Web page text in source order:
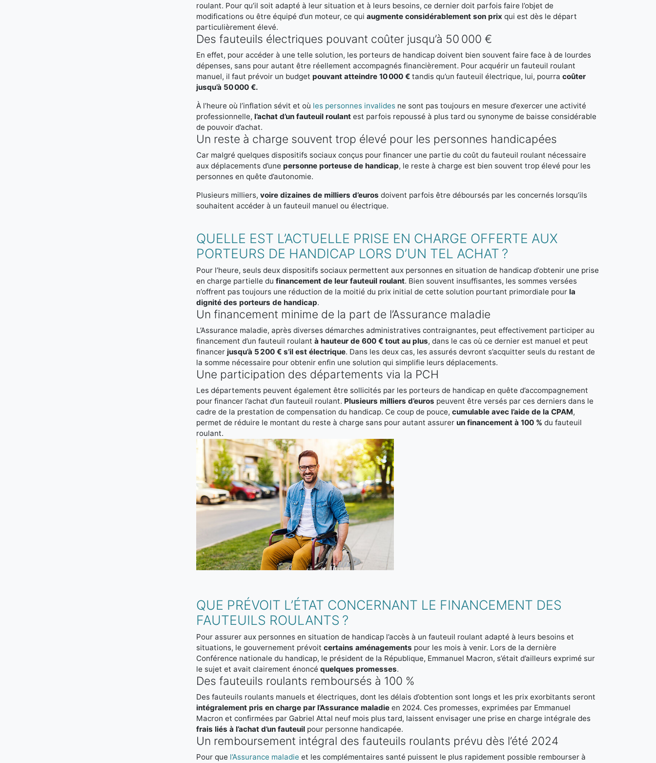
roulant. Pour qu’il soit adapté à leur situation et à leurs besoins, ce dernier doit parfois faire l’objet de
modifications ou être équipé d’un moteur, ce qui augmente considérablement son prix qui est dès le départ
particulièrement élevé.
Des fauteuils électriques pouvant coûter jusqu’à 50 000 €
En effet, pour accéder à une telle solution, les porteurs de handicap doivent bien souvent faire face à de lourdes
dépenses, sans pour autant être réellement accompagnés financièrement. Pour acquérir un fauteuil roulant
manuel, il faut prévoir un budget pouvant atteindre 10 000 € tandis qu’un fauteuil électrique, lui, pourra coûter
jusqu’à 50 000 €.
À l’heure où l’inflation sévit et où les personnes invalides ne sont pas toujours en mesure d’exercer une activité
professionnelle, l’achat d’un fauteuil roulant est parfois repoussé à plus tard ou synonyme de baisse considérable
de pouvoir d’achat.
Un reste à charge souvent trop élevé pour les personnes handicapées
Car malgré quelques dispositifs sociaux conçus pour financer une partie du coût du fauteuil roulant nécessaire
aux déplacements d’une personne porteuse de handicap, le reste à charge est bien souvent trop élevé pour les
personnes en quête d’autonomie.
Plusieurs milliers, voire dizaines de milliers d’euros doivent parfois être déboursés par les concernés lorsqu’ils
souhaitent accéder à un fauteuil manuel ou électrique.
QUELLE EST L’ACTUELLE PRISE EN CHARGE OFFERTE AUX
PORTEURS DE HANDICAP LORS D’UN TEL ACHAT ?
Pour l’heure, seuls deux dispositifs sociaux permettent aux personnes en situation de handicap d’obtenir une prise
en charge partielle du financement de leur fauteuil roulant. Bien souvent insuffisantes, les sommes versées
n’offrent pas toujours une réduction de la moitié du prix initial de cette solution pourtant primordiale pour la
dignité des porteurs de handicap.
Un financement minime de la part de l’Assurance maladie
L’Assurance maladie, après diverses démarches administratives contraignantes, peut effectivement participer au
financement d’un fauteuil roulant à hauteur de 600 € tout au plus, dans le cas où ce dernier est manuel et peut
financer jusqu’à 5 200 € s’il est électrique. Dans les deux cas, les assurés devront s’acquitter seuls du restant de
la somme nécessaire pour obtenir enfin une solution qui simplifie leurs déplacements.
Une participation des départements via la PCH
Les départements peuvent également être sollicités par les porteurs de handicap en quête d’accompagnement
pour financer l’achat d’un fauteuil roulant. Plusieurs milliers d’euros peuvent être versés par ces derniers dans le
cadre de la prestation de compensation du handicap. Ce coup de pouce, cumulable avec l’aide de la CPAM,
permet de réduire le montant du reste à charge sans pour autant assurer un financement à 100 % du fauteuil
roulant.
QUE PRÉVOIT L’ÉTAT CONCERNANT LE FINANCEMENT DES
FAUTEUILS ROULANTS ?
Pour assurer aux personnes en situation de handicap l’accès à un fauteuil roulant adapté à leurs besoins et
situations, le gouvernement prévoit certains aménagements pour les mois à venir. Lors de la dernière
Conférence nationale du handicap, le président de la République, Emmanuel Macron, s’était d’ailleurs exprimé sur
le sujet et avait clairement énoncé quelques promesses.
Des fauteuils roulants remboursés à 100 %
Des fauteuils roulants manuels et électriques, dont les délais d’obtention sont longs et les prix exorbitants seront
intégralement pris en charge par l’Assurance maladie en 2024. Ces promesses, exprimées par Emmanuel
Macron et confirmées par Gabriel Attal neuf mois plus tard, laissent envisager une prise en charge intégrale des
frais liés à l’achat d’un fauteuil pour personne handicapée.
Un remboursement intégral des fauteuils roulants prévu dès l’été 2024
Pour que l’Assurance maladie et les complémentaires santé puissent le plus rapidement possible rembourser à